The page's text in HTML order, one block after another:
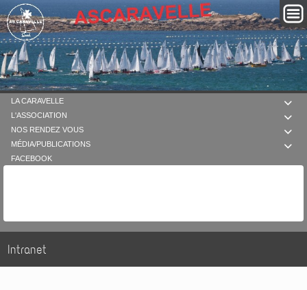

LA CARAVELLE

L'ASSOCIATION

NOS RENDEZ VOUS

MÉDIA/PUBLICATIONS
FACEBOOK
Intranet